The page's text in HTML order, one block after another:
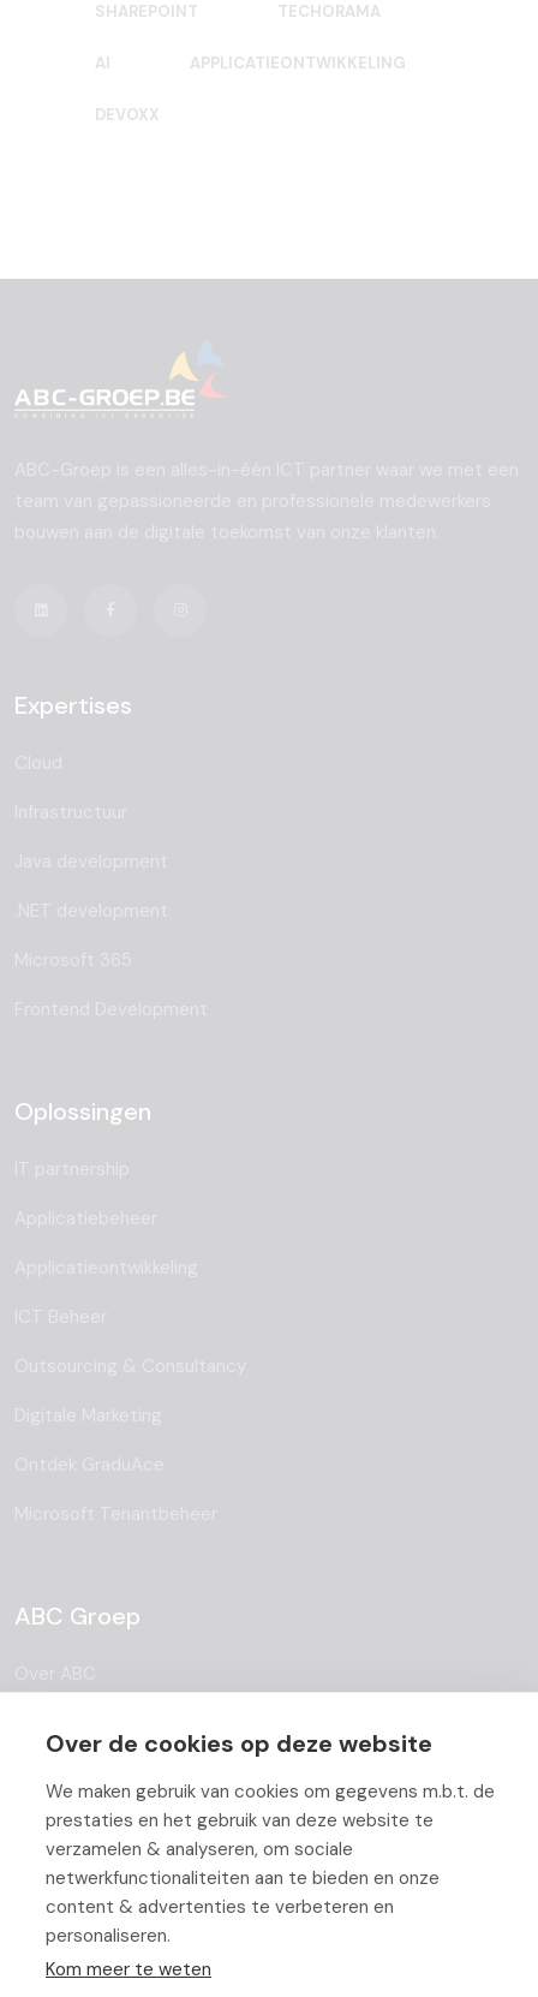
SHAREPOINT TECHORAMA
AI APPLICATIEONTWIKKELING
DEVOXX
Expertises
Oplossingen
ABC Groep
Over ABC
Blog
Partners
Contact
Werken bij ABC
Over de cookies op deze website
We maken gebruik van cookies om gegevens m.b.t. de
prestaties en het gebruik van deze website te
verzamelen & analyseren, om sociale
netwerkfunctionaliteiten aan te bieden en onze
content & advertenties te verbeteren en
personaliseren.
Kom meer te weten